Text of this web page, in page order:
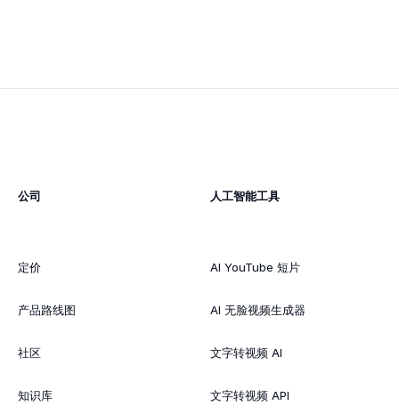
公司
定价
产品路线图
社区
知识库
人工智能工具
AI YouTube 短片
AI 无脸视频生成器
文字转视频 AI
文字转视频 API